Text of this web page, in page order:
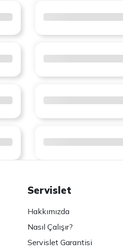
Servislet
Hakkımızda
Nasıl Çalışır?
Servislet Garantisi